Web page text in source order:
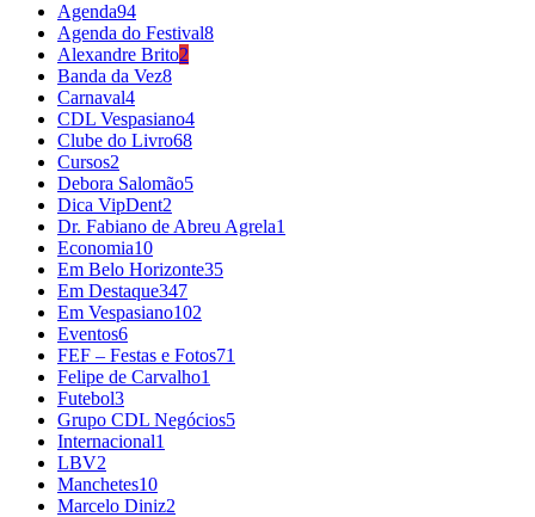
Agenda94
Agenda do Festival8
Alexandre Brito2
Banda da Vez8
Carnaval4
CDL Vespasiano4
Clube do Livro68
Cursos2
Debora Salomão5
Dica VipDent2
Dr. Fabiano de Abreu Agrela1
Economia10
Em Belo Horizonte35
Em Destaque347
Em Vespasiano102
Eventos6
FEF – Festas e Fotos71
Felipe de Carvalho1
Futebol3
Grupo CDL Negócios5
Internacional1
LBV2
Manchetes10
Marcelo Diniz2